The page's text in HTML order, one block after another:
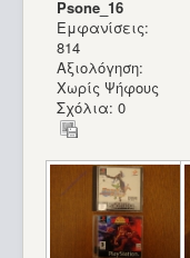
Psone_16
Εμφανίσεις:
814
Αξιολόγηση:
Χωρίς Ψήφους
Σχόλια: 0